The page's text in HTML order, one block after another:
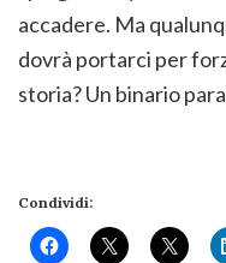
accadere. Ma
dovrà portarci per
storia? Un binario
Condividi: